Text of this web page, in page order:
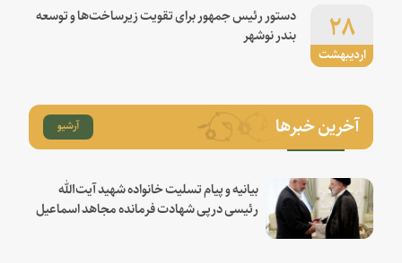
اردیبهشت
۲۸
دستور رئیس جمهور برای تقویت زیرساخت‌ها و توسعه
بندر نوشهر
آخرین خبرها آرشیو
بیانیه و پیام تسلیت خانواده شهید آیت‌الله
رئیسی درپی شهادت فرمانده مجاهد اسماعیل